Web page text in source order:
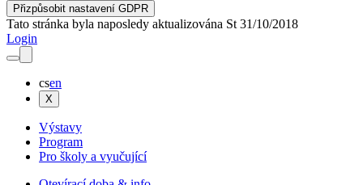
Přizpůsobit nastavení GDPR
Tato stránka byla naposledy aktualizována St 31/10/2018
Login
csen
X
Výstavy
Program
Pro školy a vyučující